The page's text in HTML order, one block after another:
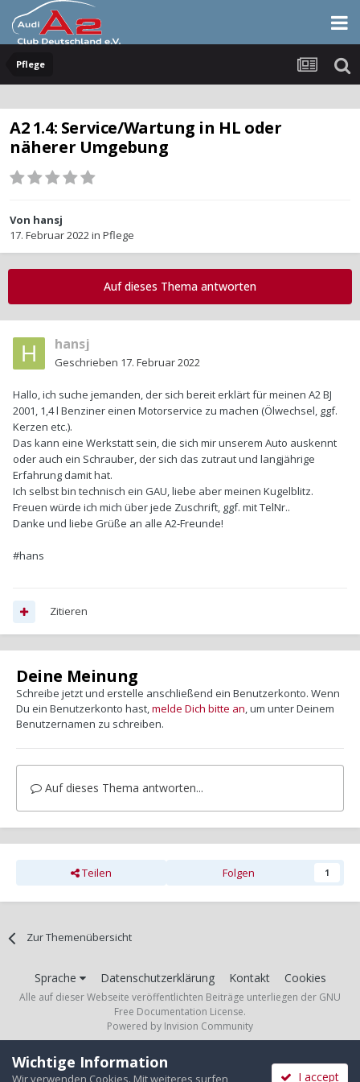
Pflege
A2 1.4: Service/Wartung in HL oder
näherer Umgebung
Von hansj
17. Februar 2022in Pflege
Auf dieses Thema antworten
hansj
Geschrieben 17. Februar 2022
Hallo, ich suche jemanden, der sich bereit erklärt für meinen A2 BJ
2001, 1,4 l Benziner einen Motorservice zu machen (Ölwechsel, ggf.
Kerzen etc.).
Das kann eine Werkstatt sein, die sich mir unserem Auto auskennt
oder auch ein Schrauber, der sich das zutraut und langjährige
Erfahrung damit hat.
Ich selbst bin technisch ein GAU, liebe aber meinen Kugelblitz.
Freuen würde ich mich über jede Zuschrift, ggf. mit TelNr..
Danke und liebe Grüße an alle A2-Freunde!
#hans
Zitieren
Deine Meinung
Schreibe jetzt und erstelle anschließend ein Benutzerkonto. Wenn
Du ein Benutzerkonto hast,melde Dich bitte an, um unter Deinem
Benutzernamen zu schreiben.
Auf dieses Thema antworten...
Teilen Folgen 1
Zur Themenübersicht
Sprache Datenschutzerklärung Kontakt Cookies
Alle auf dieser Webseite veröffentlichten Beiträge unterliegen der GNU
Free Documentation License.
Powered by Invision Community
Wichtige Information
Wir verwenden Cookies. Mit weiteres surfen I accept